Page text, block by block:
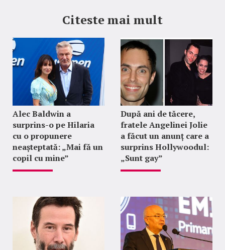
Citeste mai mult
Alec Baldwin a
surprins-o pe Hilaria
cu o propunere
neașteptată: „Mai fă un
copil cu mine”
După ani de tăcere,
fratele Angelinei Jolie
a făcut un anunț care a
surprins Hollywoodul:
„Sunt gay”